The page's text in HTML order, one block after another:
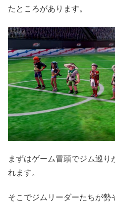
たところがあります。
まずはゲーム冒頭でジム巡
れます。
そこでジムリーダーたちが勢